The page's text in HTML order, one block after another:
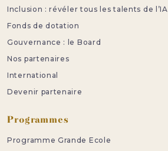
Inclusion : révéler tous les talents de l’IA
Fonds de dotation
Gouvernance : le Board
Nos partenaires
International
Devenir partenaire
Programmes
Programme Grande Ecole